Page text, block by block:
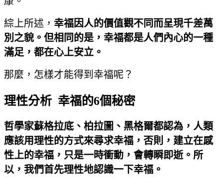
綜上所述， 幸福因人的價值觀不同而呈現千差萬
別之貌。但相同的是，幸福都是人們內心的一種
滿足，都在心上安立。
那麼，怎樣才能得到幸福呢？
理性分析 幸福的6個秘密
哲學家蘇格拉底、柏拉圖、黑格爾都認為，人類
應該用理性的方式來尋求幸福，否則，建立在感
性上的幸福，只是一時衝動，會轉瞬即逝。所
以，我們首先理性地認識一下幸福。